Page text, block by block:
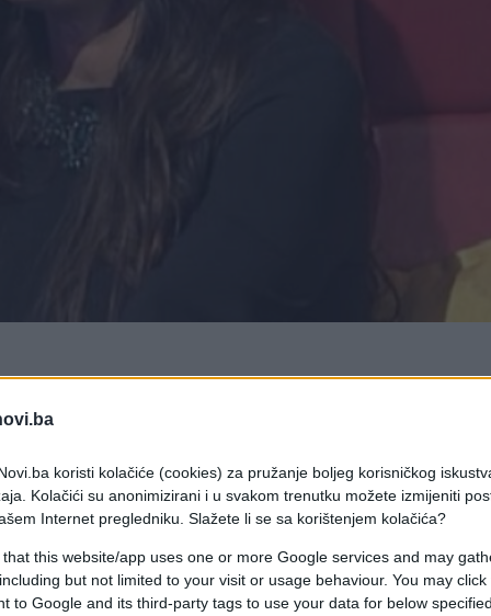
koristi kolačiće (cookies) za pružanje boljeg korisničkog
Kolačići su anonimizirani i u svakom trenutku možete izmijeniti
Internet pregledniku. Slažete li se sa korištenjem kolačića?
that this website/app uses one or more Google services and may
but not limited to your visit or usage behaviour. You may
to Google and its third-party tags to use your data for below
pjesmu od Snežane Savić 'Tri poljupca hoću ja' poslije
je pjesmu od Snežane Savić 'Tri poljupca
drugi put.
a to je Dragani Mirković